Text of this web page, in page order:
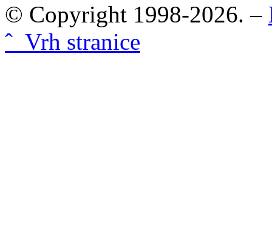
© Copyright 1998-2026. –
ˆ Vrh stranice